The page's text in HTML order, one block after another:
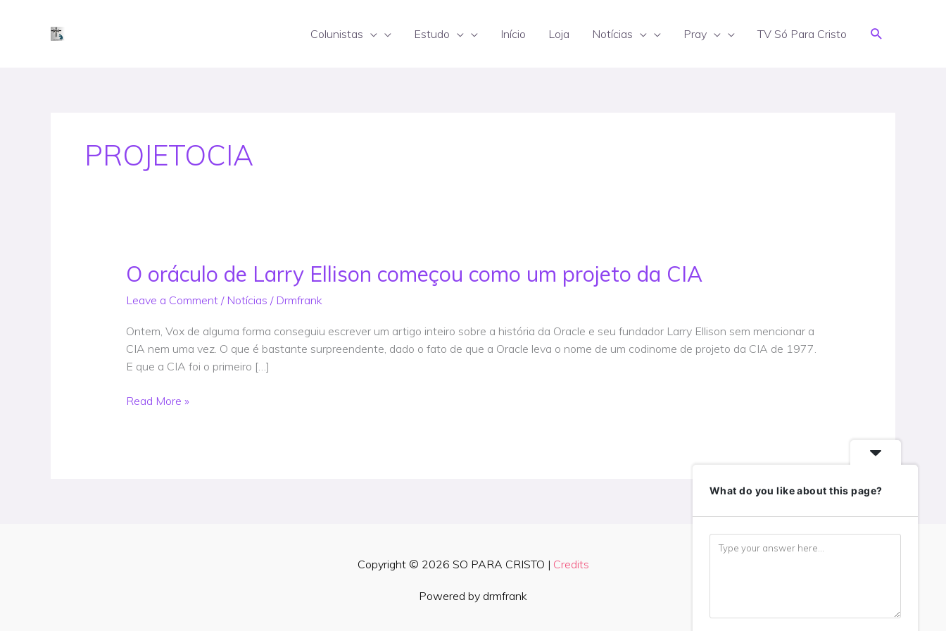
Colunistas Estudo Início Loja Notícias Pray TV Só Para Cristo Search
PROJETOCIA
O oráculo de Larry Ellison começou como um projeto da CIA
Leave a Comment / Notícias / Drmfrank
Ontem, Vox de alguma forma conseguiu escrever um artigo inteiro sobre a história da Oracle e seu fundador Larry Ellison sem mencionar a
CIA nem uma vez. O que é bastante surpreendente, dado o fato de que a Oracle leva o nome de um codinome de projeto da CIA de 1977.
E que a CIA foi o primeiro […]
O
oráculo
de
Ellison
começou
como
projeto
Read More »
Copyright © 2026 SO PARA CRISTO | Credits
Powered by drmfrank
What do you like about this page?